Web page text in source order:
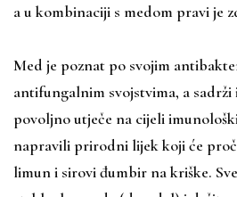
a u kombinaciji s medom pravi je
Med je poznat po svojim
antifungalnim svojstvima, a
povoljno utječe na cijeli
napravili prirodni lijek koji će
limun i sirovi đumbir na kriške.